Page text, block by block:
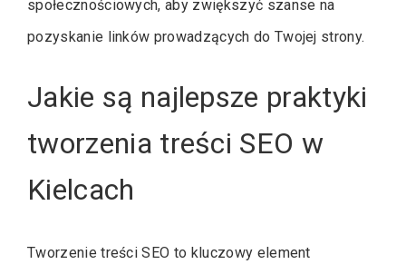
społecznościowych, aby zwiększyć szanse na
pozyskanie linków prowadzących do Twojej strony.
Jakie są najlepsze praktyki
tworzenia treści SEO w
Kielcach
Tworzenie treści SEO to kluczowy element